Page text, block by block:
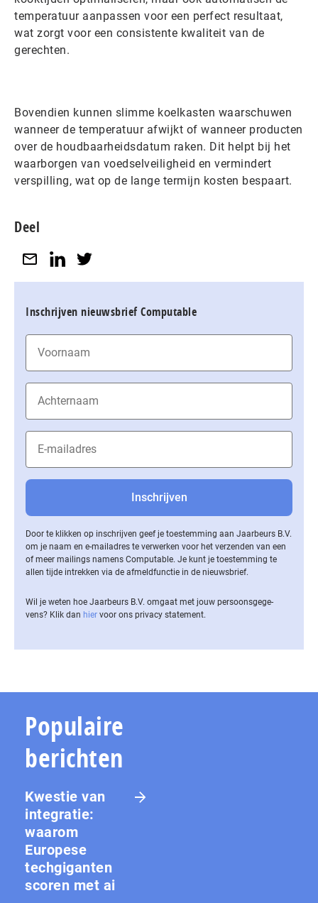
temperatuur aanpassen voor een perfect resultaat,
wat zorgt voor een consistente kwaliteit van de
gerechten.
Bovendien kunnen slimme koelkasten waarschuwen
wanneer de temperatuur afwijkt of wanneer producten
over de houdbaarheidsdatum raken. Dit helpt bij het
waarborgen van voedselveiligheid en vermindert
verspilling, wat op de lange termijn kosten bespaart.
Deel
Inschrijven nieuwsbrief Computable
Door te klikken op inschrijven geef je toestemming aan Jaarbeurs B.V.
om je naam en e-mailadres te verwerken voor het verzenden van een
of meer mailings namens Computable. Je kunt je toestemming te
allen tijde intrekken via de af­meld­func­tie in de nieuwsbrief.
Wil je weten hoe Jaarbeurs B.V. omgaat met jouw per­soons­ge­ge­
vens? Klik dan hier voor ons privacy statement.
Populaire
berichten
Kwestie van
integratie:
waarom
Europese
techgiganten
scoren met ai